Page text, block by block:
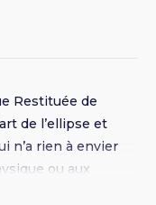
Restituée de
de l’ellipse et
n’a rien à envier
ou aux